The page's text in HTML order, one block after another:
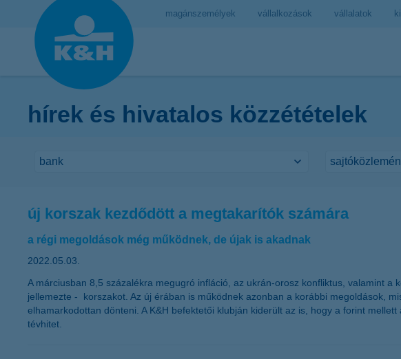
magánszemélyek vállalkozások vállalatok
hírek és hivatalos közzétételek
új korszak kezdődött a megtakarítók számára
a régi megoldások még működnek, de újak is akadnak
2022.05.03.
A márciusban 8,5 százalékra megugró infláció, az ukrán-orosz konfliktus, valamint
jellemezte - korszakot. Az új érában is működnek azonban a korábbi megoldások,
elhamarkodottan dönteni. A K&H befektetői klubján kiderült az is, hogy a forint
tévhitet.